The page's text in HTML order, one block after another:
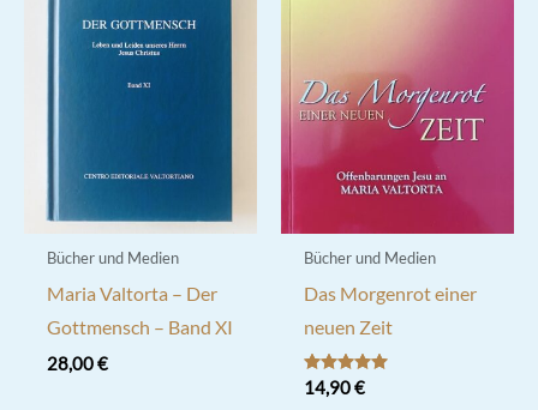
Bücher und Medien
Maria Valtorta – Der
Gottmensch – Band XI
28,00€
Bücher und Medien
Das Morgenrot einer
neuen Zeit
Bewertet mit
5.00
14,90€